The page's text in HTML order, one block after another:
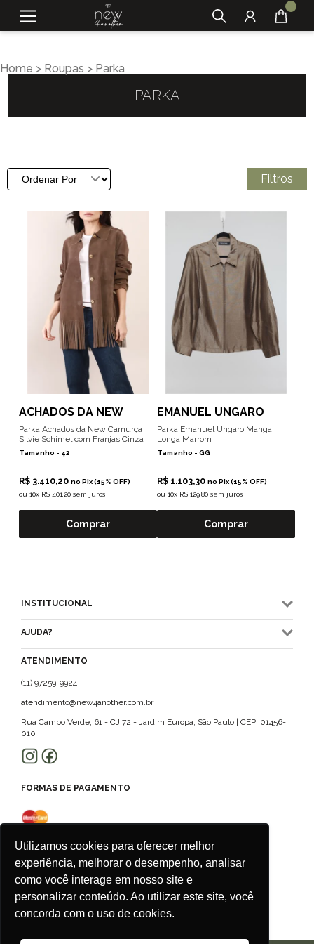
Utilizamos cookies para oferecer melhor
experiência, melhorar o desempenho, analisar
como você interage em nosso site e
personalizar conteúdo. Ao utilizar este site, você
concorda com o uso de cookies.
Home > Roupas > Parka
PARKA
Filtros
ACHADOS DA NEW
Parka Achados da New Camurça
Silvie Schimel com Franjas Cinza
Tamanho - 42
R$ 3.410,20 no Pix (15% OFF)
ou 10x R$ 401,20 sem juros
Comprar
EMANUEL UNGARO
Parka Emanuel Ungaro Manga
Longa Marrom
Tamanho - GG
R$ 1.103,30 no Pix (15% OFF)
ou 10x R$ 129,80 sem juros
Comprar
INSTITUCIONAL
AJUDA?
ATENDIMENTO
(11) 97259-9924
atendimento@new4another.com.br
Rua Campo Verde, 61 - CJ 72 - Jardim Europa, São Paulo | CEP: 01456-
010
FORMAS DE PAGAMENTO